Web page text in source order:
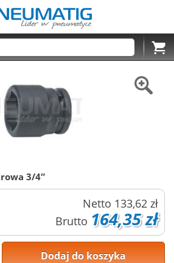
Cart
3/4″
Netto 133,62 zł
Brutto 164,35 zł
Dodaj do koszyka